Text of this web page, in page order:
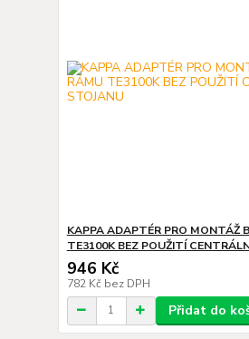
KAPPA ADAPTÉR PRO MONTÁŽ
TE3100K BEZ POUŽITÍ
946 Kč
782 Kč bez DPH
Přidat do